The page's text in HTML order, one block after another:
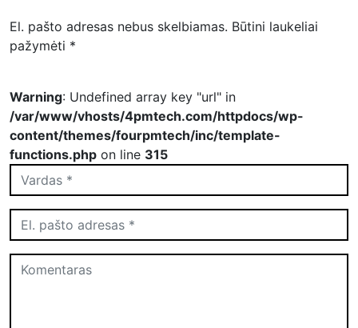
El. pašto adresas nebus skelbiamas. Būtini laukeliai
pažymėti *
Warning: Undefined array key "url" in
/var/www/vhosts/4pmtech.com/httpdocs/wp-
content/themes/fourpmtech/inc/template-
functions.php on line 315